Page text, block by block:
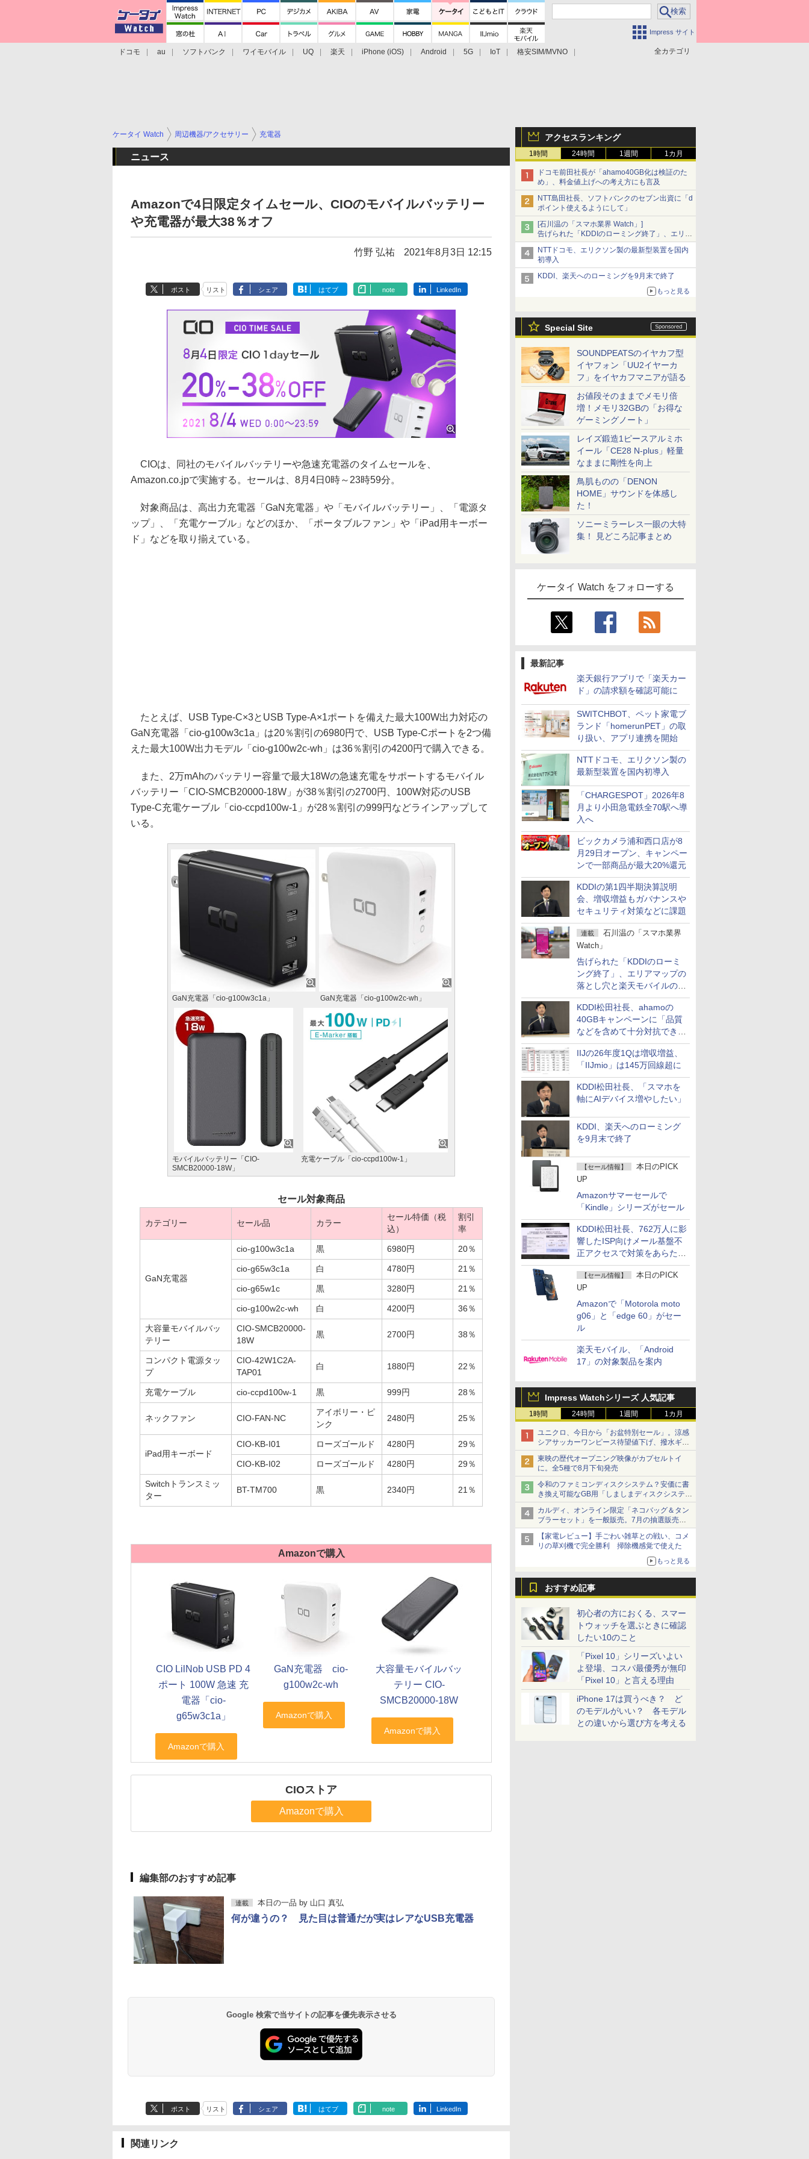
Impress サイト
全カテゴリ
ドコモ au ソフトバンク ワイモバイル UQ 楽天 iPhone (iOS) Android 5G IoT
格安SIM/MVNO
アクセスランキング
1時間 24時間 1週間 1カ月
ドコモ前田社長が「ahamo40GB化は検証のた
め」、料金値上げへの考え方にも言及
NTT島田社長、ソフトバンクのセブン出資に「d
ポイント使えるようにして」
[石川温の「スマホ業界 Watch」]
告げられた「KDDIのローミング終了」、エリア
マップの落とし穴と楽天モバイルの課題
NTTドコモ、エリクソン製の最新型装置を国内
初導入
KDDI、楽天へのローミングを9月末で終了
もっと見る
Special Site
SOUNDPEATSのイヤカフ型
イヤフォン「UU2イヤーカ
フ」をイヤカフマニアが語る
お値段そのままでメモリ倍
増！メモリ32GBの「お得な
ゲーミングノート」
レイズ鍛造1ピースアルミホ
イール「CE28 N-plus」軽量
なままに剛性を向上
鳥肌ものの「DENON
HOME」サウンドを体感し
た！
ソニーミラーレス一眼の大特
集！ 見どころ記事まとめ
ケータイ Watch をフォローする
最新記事
楽天銀行アプリで「楽天カー
ド」の請求額を確認可能に
SWITCHBOT、ペット家電ブ
ランド「homerunPET」の取
り扱い、アプリ連携を開始
NTTドコモ、エリクソン製の
最新型装置を国内初導入
「CHARGESPOT」2026年8
月より小田急電鉄全70駅へ導
入へ
ビックカメラ浦和西口店が8
月29日オープン、キャンペー
ンで一部商品が最大20%還元
KDDIの第1四半期決算説明
会、増収増益もガバナンスや
セキュリティ対策などに課題
連載
石川温の「スマホ業界
Watch」
告げられた「KDDIのローミ
ング終了」、エリアマップの
落とし穴と楽天モバイルの課
題
KDDI松田社長、ahamoの
40GBキャンペーンに「品質
などを含めて十分対抗でき
る」
IIJの26年度1Qは増収増益、
「IIJmio」は145万回線超に
KDDI松田社長、「スマホを
軸にAIデバイス増やしたい」
KDDI、楽天へのローミング
を9月末で終了
【セール情報】
本日のPICK
UP
Amazonサマーセールで
「Kindle」シリーズがセール
KDDI松田社長、762万人に影
響したISP向けメール基盤不
正アクセスで対策をあらため
て説明
【セール情報】
本日のPICK
UP
Amazonで「Motorola moto
g06」と「edge 60」がセー
ル
楽天モバイル、「Android
17」の対象製品を案内
Impress Watchシリーズ 人気記事
1時間 24時間 1週間 1カ月
ユニクロ、今日から「お盆特別セール」。涼感
シアサッカーワンピース待望値下げ、撥水ギア
ショーツは1990円に
東映の歴代オープニング映像がカプセルトイ
に。全5種で8月下旬発売
令和のファミコンディスクシステム？安価に書
き換え可能なGB用「しましまディスクシステ
ム」
カルディ、オンライン限定「ネコバッグ＆タン
ブラーセット」を一般販売。7月の抽選販売の
当選無効分
【家電レビュー】手ごわい雑草との戦い、コメ
リの草刈機で完全勝利 掃除機感覚で使えた
もっと見る
おすすめ記事
初心者の方におくる、スマー
トウォッチを選ぶときに確認
したい10のこと
「Pixel 10」シリーズいよい
よ登場、コスパ最優秀が無印
「Pixel 10」と言える理由
iPhone 17は買うべき？ ど
のモデルがいい？ 各モデル
との違いから選び方を考える
ケータイ Watch 周辺機器/アクセサリー 充電器
ニュース
Amazonで4日限定タイムセール、CIOのモバイルバッテリー
や充電器が最大38％オフ
竹野 弘祐 2021年8月3日 12:15
ポスト リスト シェア はてブ note LinkedIn
CIOは、同社のモバイルバッテリーや急速充電器のタイムセールを、
Amazon.co.jpで実施する。セールは、8月4日0時～23時59分。
対象商品は、高出力充電器「GaN充電器」や「モバイルバッテリー」、「電源タ
ップ」、「充電ケーブル」などのほか、「ポータブルファン」や「iPad用キーボー
ド」などを取り揃えている。
たとえば、USB Type-C×3とUSB Type-A×1ポートを備えた最大100W出力対応の
GaN充電器「cio-g100w3c1a」は20％割引の6980円で、USB Type-Cポートを2つ備
えた最大100W出力モデル「cio-g100w2c-wh」は36％割引の4200円で購入できる。
また、2万mAhのバッテリー容量で最大18Wの急速充電をサポートするモバイル
バッテリー「CIO-SMCB20000-18W」が38％割引の2700円、100W対応のUSB
Type-C充電ケーブル「cio-ccpd100w-1」が28％割引の999円などラインアップして
いる。
GaN充電器「cio-g100w3c1a」 GaN充電器「cio-g100w2c-wh」
モバイルバッテリー「CIO-
SMCB20000-18W」
充電ケーブル「cio-ccpd100w-1」
セール対象商品
カテゴリー セール品 カラー
セール特価（税
込）
割引
率
GaN充電器
cio-g100w3c1a 黒 6980円 20％
cio-g65w3c1a 白 4780円 21％
cio-g65w1c 黒 3280円 21％
cio-g100w2c-wh 白 4200円 36％
大容量モバイルバッ
テリー
CIO-SMCB20000-
18W
黒 2700円 38％
コンパクト電源タッ
プ
CIO-42W1C2A-
TAP01
白 1880円 22％
充電ケーブル cio-ccpd100w-1 黒 999円 28％
ネックファン CIO-FAN-NC
アイボリー・ピ
ンク
2480円 25％
iPad用キーボード
CIO-KB-I01 ローズゴールド 4280円 29％
CIO-KB-I02 ローズゴールド 4280円 29％
Switchトランスミッ
ター
BT-TM700 黒 2340円 21％
Amazonで購入
CIO LilNob USB PD 4
ポート 100W 急速 充
電器「cio-
g65w3c1a」
GaN充電器 cio-
g100w2c-wh
大容量モバイルバッ
テリー CIO-
SMCB20000-18W
CIOストア
Amazonで購入
編集部のおすすめ記事
連載 本日の一品 by 山口 真弘
何が違うの？ 見た目は普通だが実はレアなUSB充電器
Google 検索で当サイトの記事を優先表示させる
ポスト リスト シェア はてブ note LinkedIn
関連リンク